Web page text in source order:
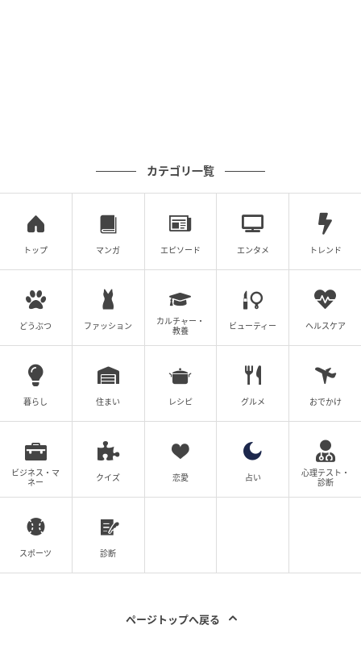
言葉を投げかけられ、戸惑うまき。ところが、その後
の飲み会の帰りに山手からゲームセンターへ誘われる
と、思いがけず楽しいひとときを過ごすことに。さら
にその帰り道、不意打ちのようにキスをされてしまい
本作で特に大きな反響を呼んだのが、第1話の開始10
秒ほどで繰り広げられる、まきと夫・恭一との濃厚シ
ーン。清純派モデル、アイドル出身という松井さんの
イメージを覆すような衝撃の幕開けとその後の展開
に、視聴者からは「
いきなり… 過激すぎ 」「リア
ぎてびっくり
」「沼った
」と驚きと共感の声が続出し
ました。
ていくなかで揺れ動くまき。かわいらしいモデルのイ
メージから一歩踏み出し、生々しい感情を抱えた女性
を演じきったドラマ『子宮恋愛』は、松井さんの女優
カテゴリ一覧
トップ マンガ エピソード エンタメ トレンド
どうぶつ ファッション
カルチャー・
教養
ビューティー ヘルスケア
暮らし 住まい レシピ グルメ おでかけ
ビジネス・マ
ネー
クイズ 恋愛 占い
心理テスト・
診断
スポーツ 診断
ページトップへ戻る